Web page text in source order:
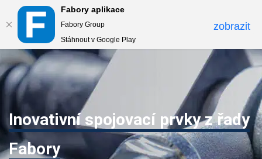
Fabory aplikace
Fabory Group
Stáhnout v Google Play
zobrazit
text.skipToContent
text.skipToNavigation
Inovativní spojovací prvky z řady
Fabory